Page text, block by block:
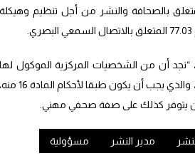
المشروع أنه بناء على التأسيس الدستوري، جاء القانون رقم 88.13 المتعلق بالصحافة والنشر من أجل تنظيم وهيكلة
تضيف الوثيقة، “نجد أن من الشخصيات المركزية الموكول لها
تنظيم وتدبير المطبوعات الدورية والجرائد الإلكترونية هي شخصية مدير النشر”، والذي يجب أن يكون طبقا لأحكام المادة 16 منه،
يتوفر كذلك على صفة صحفي مهني.
مدير النشر مسؤولية